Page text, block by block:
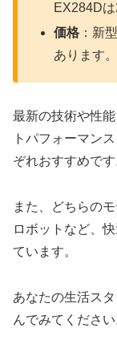
EX284D
価格 ：新
あります。
最新の技術や性
トパフォーマン
ぞれおすすめです
また、どちらの
ロボットなど、
ています。
あなたの生活ス
んでみてください